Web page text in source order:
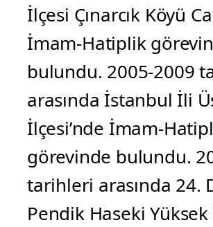
İlçesi Çınarcık Köyü
İmam-Hatiplik
bulundu. 2005-2009
arasında İstanbul İli
İlçesi’nde İmam-
görevinde bulundu.
tarihleri arasında 24.
Pendik Haseki